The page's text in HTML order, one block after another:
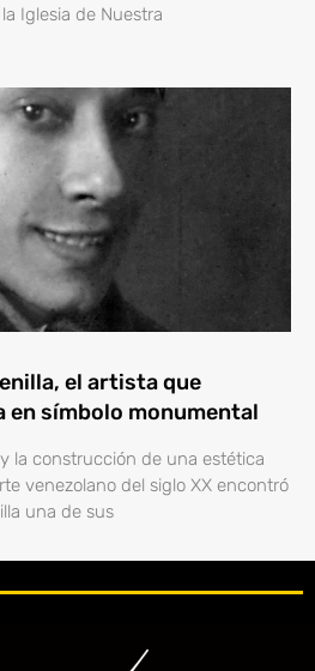
Iglesia de Nuestra
el artista que
símbolo monumental
la construcción de una estética
venezolano del siglo XX encontró
una de sus